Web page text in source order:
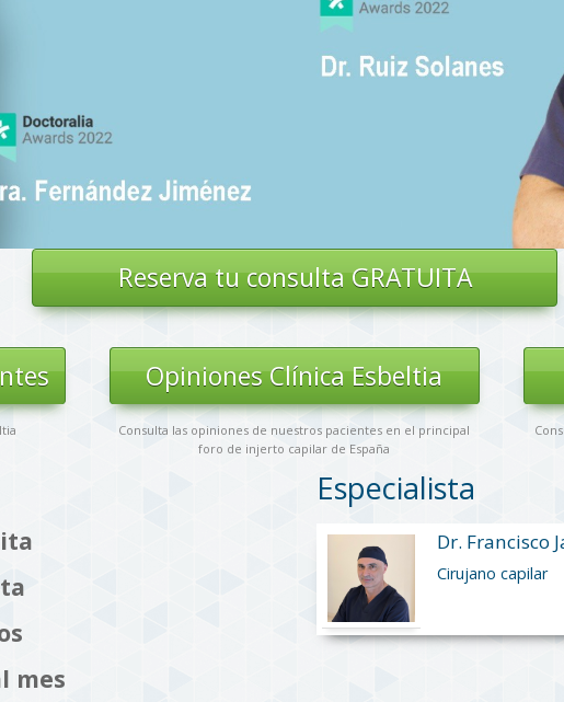
Reserva tuconsulta GRATUITA
Opiniones Clínica Esbeltia
Consulta las opiniones de nuestros pacientes en el principal
foro de injerto capilar de España
mes
Especialista
Dr. Francisco
Cirujano capilar